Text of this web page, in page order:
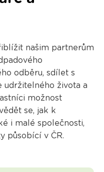
našim partnerům
odběru, sdílet s
udržitelného života a
možnost
se, jak k
i malé společnosti,
působící v ČR.